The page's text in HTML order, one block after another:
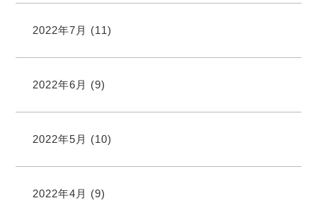
2022年7月 (11)
2022年6月 (9)
2022年5月 (10)
2022年4月 (9)